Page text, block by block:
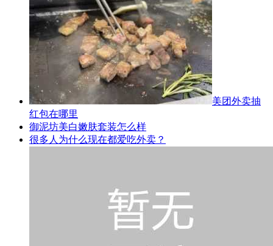
美团外卖抽
红包在哪里
御泥坊美白嫩肤套装怎么样
很多人为什么现在都爱吃外卖？